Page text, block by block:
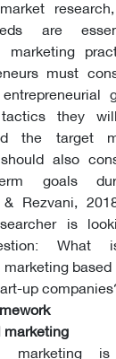
are
marketing
must
they
the target
also
goals
& Rezvani,
is
up
marketing